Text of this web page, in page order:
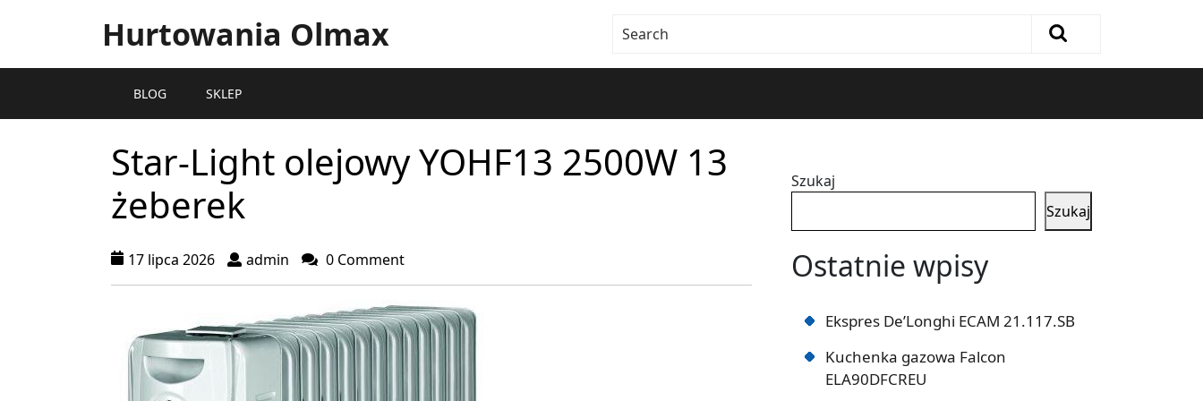
Hurtowania Olmax
BLOG SKLEP
Star-Light olejowy YOHF13 2500W 13
żeberek
17 lipca 2026 admin 0 Comment
Szukaj
Szukaj
Ostatnie wpisy
Ekspres De’Longhi ECAM 21.117.SB
Kuchenka gazowa Falcon
ELA90DFCREU